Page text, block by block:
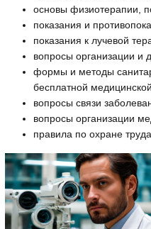
основы физиотерапии,
показания и
показания к лучевой
вопросы организации и
формы и методы
бесплатной
вопросы связи
вопросы организации
правила по охране